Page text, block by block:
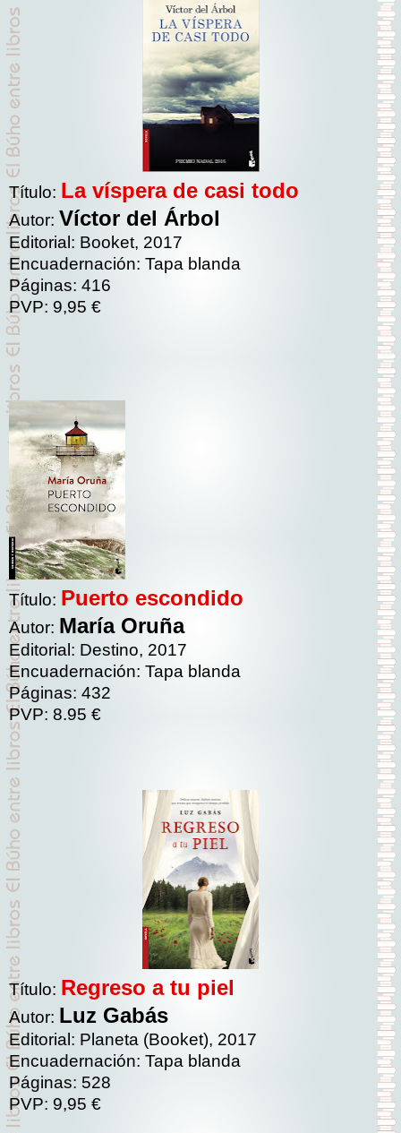
Título: La víspera de casi todo
Autor: Víctor del Árbol
Editorial: Booket, 2017
Encuadernación: Tapa blanda
Páginas: 416
PVP: 9,95 €
Título: Puerto escondido
Autor: María Oruña
Editorial: Destino, 2017
Encuadernación: Tapa blanda
Páginas: 432
PVP: 8.95 €
Título: Regreso a tu piel
Autor: Luz Gabás
Editorial: Planeta (Booket), 2017
Encuadernación: Tapa blanda
Páginas: 528
PVP: 9,95 €